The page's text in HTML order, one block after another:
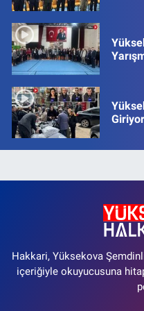
Hakkari, Yüksekova
içeriğiyle okuyucusuna